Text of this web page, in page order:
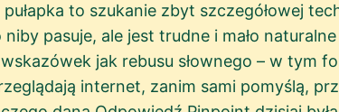
to szukanie zbyt szczegółowej
niby pasuje, ale jest trudne i mało
jak rebusu słownego – w tym
internet, zanim sami pomyślą,